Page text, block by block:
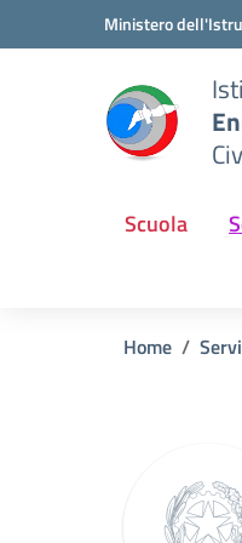
Vai ai contenuti
Vai al menu di navigazione
Ministero
Scuola
Home